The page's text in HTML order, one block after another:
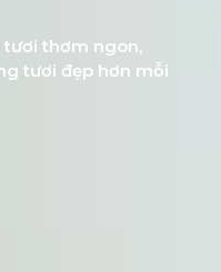
tươi thơm ngon,
tươi đẹp hơn mỗi